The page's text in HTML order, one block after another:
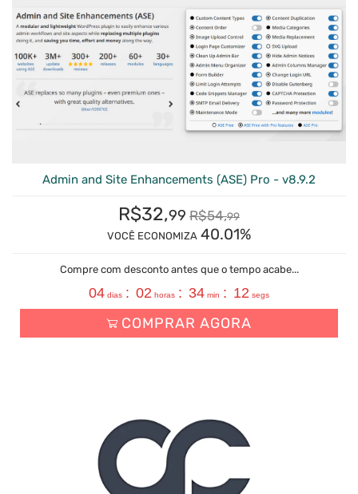
Admin and Site Enhancements (ASE) Pro - v8.9.2
R$32,99 R$54,99
VOCÊ ECONOMIZA 40.01%
Compre com desconto antes que o tempo acabe...
04 dias : 02 horas : 34 min : 11 segs
COMPRAR AGORA